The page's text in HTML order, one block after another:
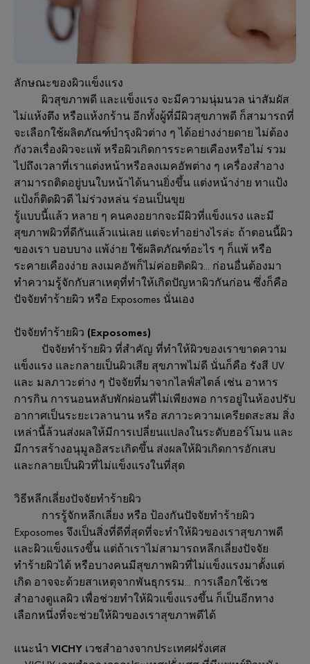
ลักษณะของผิวแข็งแรง
ผิวสุขภาพดี และแข็งแรง จะมีความนุ่มนวล น่าสัมผัส
ไม่แห้งตึง หรือแห้งกร้าน อีกทั้งผู้ที่มีผิวสุขภาพดี ก็สามารถที่
จะเลือกใช้ผลิตภัณฑ์บำรุงผิวต่าง ๆ ได้อย่างง่ายดาย ไม่ต้อง
กังวลเรื่องผิวจะแพ้ หรือผิวเกิดการระคายเคืองหรือไม่ รวม
ไปถึงเวลาที่เราแต่งหน้าหรือลงเมคอัพต่าง ๆ เครื่องสำอาง
สามารถติดอยู่บนใบหน้าได้นานยิ่งขึ้น แต่งหน้าง่าย ทาแป้ง
แป้งก็ติดผิวดี ไม่ร่วงหล่น ร่อนเป็นขุย
รู้แบบนี้แล้ว หลาย ๆ คนคงอยากจะมีผิวที่แข็งแรง และมี
สุขภาพผิวที่ดีกันแล้วแน่เลย แต่จะทำอย่างไรล่ะ ถ้าตอนนี้ผิว
ของเรา บอบบาง แพ้ง่าย ใช้ผลิตภัณฑ์อะไร ๆ ก็แพ้ หรือ
ระคายเคืองง่าย ลงเมคอัพก็ไม่ค่อยติดผิว... ก่อนอื่นต้องมา
ทำความรู้จักกับสาเหตุที่ทำให้เกิดปัญหาผิวกันก่อนซึ่งก็คือ
ปัจจัยทำร้ายผิว หรือ Exposomes นั่นเอง
ปัจจัยทำร้ายผิว (Exposomes)
ปัจจัยทำร้ายผิว ที่สำคัญ ที่ทำให้ผิวของเราขาดความ
แข็งแรง และกลายเป็นผิวเสีย สุขภาพไม่ดี นั่นก็คือ รังสี UV
และ มลภาวะต่าง ๆ ปัจจัยที่มาจากไลฟ์สไตล์ เช่น อาหาร
การกิน การนอนหลับพักผ่อนที่ไม่เพียงพอ การอยู่ในห้องปรับ
อากาศเป็นระยะเวลานาน หรือ สภาวะความเครียดสะสม สิ่ง
เหล่านี้ล้วนส่งผลให้มีการเปลี่ยนแปลงในระดับฮอร์โมน และ
มีการสร้างอนุมูลอิสระเกิดขึ้น ส่งผลให้ผิวเกิดการอักเสบ
และกลายเป็นผิวที่ไม่แข็งแรงในที่สุด
วิธีหลีกเลี่ยงปัจจัยทำร้ายผิว
การรู้จักหลีกเลี่ยง หรือ ป้องกันปัจจัยทำร้ายผิว
Exposomes จึงเป็นสิ่งที่ดีที่สุดที่จะทำให้ผิวของเราสุขภาพดี
และผิวแข็งแรงขึ้น แต่ถ้าเราไม่สามารถหลีกเลี่ยงปัจจัย
ทำร้ายผิวได้ หรือบางคนมีสุขภาพผิวที่ไม่แข็งแรงมาตั้งแต่
เกิด อาจจะด้วยสาเหตุจากพันธุกรรม... การเลือกใช้เวช
สำอางดูแลผิว เพื่อช่วยทำให้ผิวแข็งแรงขึ้น ก็เป็นอีกทาง
เลือกหนึ่งที่จะช่วยให้ผิวของเราสุขภาพดีได้
แนะนำ VICHY เวชสำอางจากประเทศฝรั่งเศส